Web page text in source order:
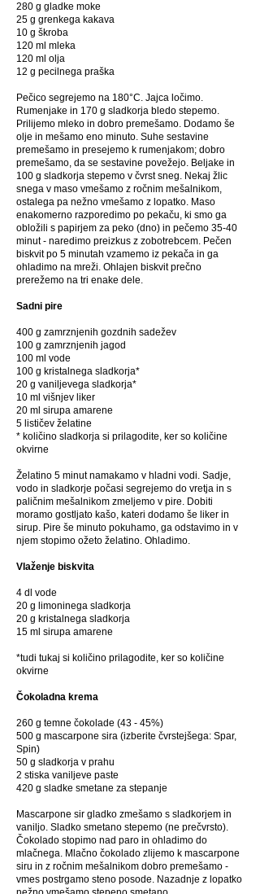
280 g gladke moke
25 g grenkega kakava
10 g škroba
120 ml mleka
120 ml olja
12 g pecilnega praška
Pečico segrejemo na 180°C. Jajca ločimo.
Rumenjake in 170 g sladkorja bledo stepemo.
Prilijemo mleko in dobro premešamo. Dodamo še
olje in mešamo eno minuto. Suhe sestavine
premešamo in presejemo k rumenjakom; dobro
premešamo, da se sestavine povežejo. Beljake in
100 g sladkorja stepemo v čvrst sneg. Nekaj žlic
snega v maso vmešamo z ročnim mešalnikom,
ostalega pa nežno vmešamo z lopatko. Maso
enakomerno razporedimo po pekaču, ki smo ga
obložili s papirjem za peko (dno) in pečemo 35-40
minut - naredimo preizkus z zobotrebcem. Pečen
biskvit po 5 minutah vzamemo iz pekača in ga
ohladimo na mreži. Ohlajen biskvit prečno
prerežemo na tri enake dele.
Sadni pire
400 g zamrznjenih gozdnih sadežev
100 g zamrznjenih jagod
100 ml vode
100 g kristalnega sladkorja*
20 g vaniljevega sladkorja*
10 ml višnjev liker
20 ml sirupa amarene
5 lističev želatine
* količino sladkorja si prilagodite, ker so količine
okvirne
Želatino 5 minut namakamo v hladni vodi. Sadje,
vodo in sladkorje počasi segrejemo do vretja in s
paličnim mešalnikom zmeljemo v pire. Dobiti
moramo gostljato kašo, kateri dodamo še liker in
sirup. Pire še minuto pokuhamo, ga odstavimo in v
njem stopimo ožeto želatino. Ohladimo.
Vlaženje biskvita
4 dl vode
20 g limoninega sladkorja
20 g kristalnega sladkorja
15 ml sirupa amarene
*tudi tukaj si količino prilagodite, ker so količine
okvirne
Čokoladna krema
260 g temne čokolade (43 - 45%)
500 g mascarpone sira (izberite čvrstejšega: Spar,
Spin)
50 g sladkorja v prahu
2 stiska vaniljeve paste
420 g sladke smetane za stepanje
Mascarpone sir gladko zmešamo s sladkorjem in
vaniljo. Sladko smetano stepemo (ne prečvrsto).
Čokolado stopimo nad paro in ohladimo do
mlačnega. Mlačno čokolado zlijemo k mascarpone
siru in z ročnim mešalnikom dobro premešamo -
vmes postrgamo steno posode. Nazadnje z lopatko